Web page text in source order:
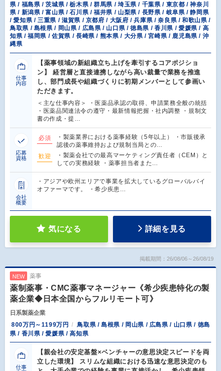
県 / 福島県 / 茨城県 / 栃木県 / 群馬県 / 埼玉県 / 千葉県 / 東京都 / 神奈川
県 / 新潟県 / 富山県 / 石川県 / 福井県 / 山梨県 / 長野県 / 岐阜県 / 静岡県
/ 愛知県 / 三重県 / 滋賀県 / 京都府 / 大阪府 / 兵庫県 / 奈良県 / 和歌山県 /
鳥取県 / 島根県 / 岡山県 / 広島県 / 山口県 / 徳島県 / 香川県 / 愛媛県 / 高
知県 / 福岡県 / 佐賀県 / 長崎県 / 熊本県 / 大分県 / 宮崎県 / 鹿児島県 / 沖
縄県
仕事
内容
【薬事領域の新組織立ち上げを牽引するコアポジショ
ン】 経営層と直接連携しながら高い裁量で業務を推進
し、部門成長や組織づくりに初期メンバーとして参画い
ただきます。
＜主な仕事内容＞ ・医薬品承認の取得、申請業務全般の統括
・医薬品関連法令の遵守・最新情報把握・社内調整 ・規制文
書の作成・提…
応募
資格
必須
・製薬業界における薬事経験（5年以上） ・市販後承
認後の薬事維持および規制当局との…
歓迎
・製薬会社での最高マーケティング責任者（CEM）と
しての実務経験 ・薬事担当者また…
会社
概要
・アジアや欧州エリアで事業を拡大しているグローバルバイ
オファーマです。 ・希少疾患…
気になる 詳細を見る
掲載期間：26/08/06～26/08/19
NEW 薬事
薬制薬事・CMC薬事マネージャー《希少疾患特化の製
薬企業◆日本全国からフルリモート可》
日系製薬企業
800万円～1199万円
鳥取県 / 島根県 / 岡山県 / 広島県 / 山口県 / 徳島
県 / 香川県 / 愛媛県 / 高知県
仕事
【親会社の安定基盤×ベンチャーの意思決定スピードを両
立した環境】 スリムな組織における迅速な意思決定のも